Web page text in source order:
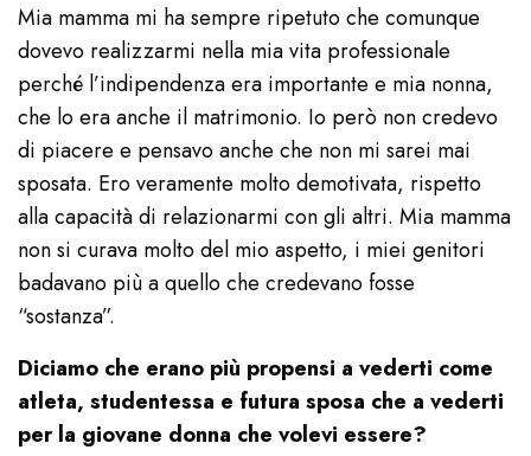
Mia mamma mi ha sempre ripetuto che comunque
dovevo realizzarmi nella mia vita professionale
perché l’indipendenza era importante e mia nonna,
che lo era anche il matrimonio. Io però non credevo
di piacere e pensavo anche che non mi sarei mai
sposata. Ero veramente molto demotivata, rispetto
alla capacità di relazionarmi con gli altri. Mia mamma
non si curava molto del mio aspetto, i miei genitori
badavano più a quello che credevano fosse
“sostanza”.
Diciamo che erano più propensi a vederti come
atleta, studentessa e futura sposa che a vederti
per la giovane donna che volevi essere?